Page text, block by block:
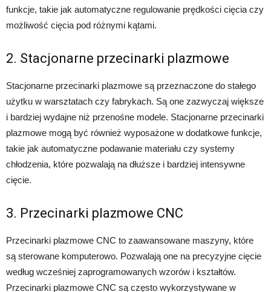
funkcje, takie jak automatyczne regulowanie prędkości cięcia czy
możliwość cięcia pod różnymi kątami.
2. Stacjonarne przecinarki plazmowe
Stacjonarne przecinarki plazmowe są przeznaczone do stałego
użytku w warsztatach czy fabrykach. Są one zazwyczaj większe
i bardziej wydajne niż przenośne modele. Stacjonarne przecinarki
plazmowe mogą być również wyposażone w dodatkowe funkcje,
takie jak automatyczne podawanie materiału czy systemy
chłodzenia, które pozwalają na dłuższe i bardziej intensywne
cięcie.
3. Przecinarki plazmowe CNC
Przecinarki plazmowe CNC to zaawansowane maszyny, które
są sterowane komputerowo. Pozwalają one na precyzyjne cięcie
według wcześniej zaprogramowanych wzorów i kształtów.
Przecinarki plazmowe CNC są często wykorzystywane w